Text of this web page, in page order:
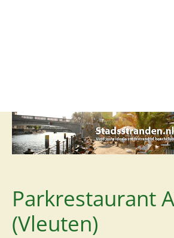
Lounge
Club
Rooftop
Parkrestaurant
(Vleuten)